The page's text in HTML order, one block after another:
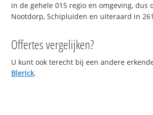
in de gehele 015 regio en omgeving, dus
Nootdorp, Schipluiden en uiteraard in
Offertes vergelijken?
U kunt ook terecht bij een andere
Blerick.